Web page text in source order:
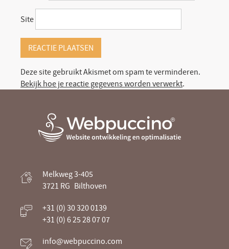
Site
Deze site gebruikt Akismet om spam te verminderen.
Bekijk hoe je reactie gegevens worden verwerkt.
Webpuccino® website ontwikkeling en
optimalisatie
Melkweg 3-405
3721 RG Bilthoven
+31 (0) 30 320 0139
+31 (0) 6 25 28 07 07
info@webpuccino.com